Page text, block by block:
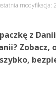
modyfikacja:
z
Zobacz,